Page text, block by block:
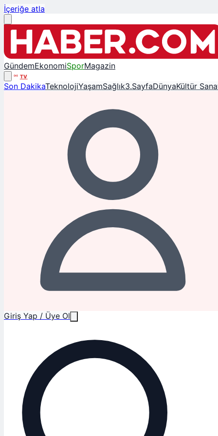
İçeriğe atla
GündemEkonomiSporMagazin
TV
Son DakikaTeknolojiYaşamSağlık3.SayfaDünyaKültür
Giriş Yap / Üye Ol